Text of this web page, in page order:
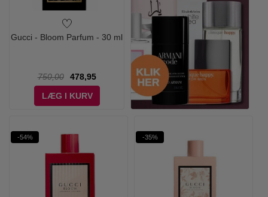
Gucci - Bloom Parfum - 30 ml
750,00
478,95
LÆG I KURV
-54% -35%